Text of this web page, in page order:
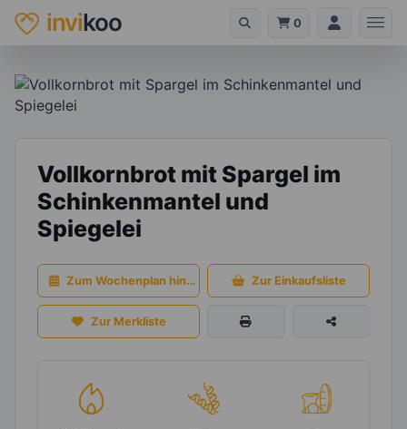
invikoo 0
Vollkornbrot mit Spargel im
Schinkenmantel und
Spiegelei
Zum Wochenplan hinzufügen Zur Einkaufsliste
Zur Merkliste